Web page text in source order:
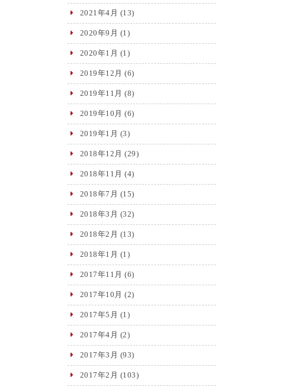
2021年4月 (13)
2020年9月 (1)
2020年1月 (1)
2019年12月 (6)
2019年11月 (8)
2019年10月 (6)
2019年1月 (3)
2018年12月 (29)
2018年11月 (4)
2018年7月 (15)
2018年3月 (32)
2018年2月 (13)
2018年1月 (1)
2017年11月 (6)
2017年10月 (2)
2017年5月 (1)
2017年4月 (2)
2017年3月 (93)
2017年2月 (103)